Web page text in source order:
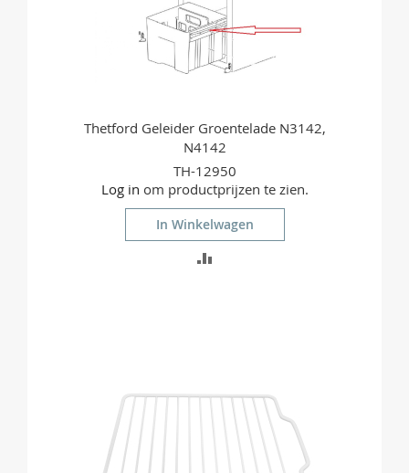
Thetford Geleider Groentelade N3142,
N4142
TH-12950
Log in om productprijzen te zien.
In Winkelwagen